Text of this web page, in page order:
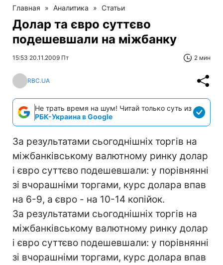
Главная » Аналитика » Статьи
Долар та євро суттєво
подешевшали на міжбанку
15:53 20.11.2009 Пт 2 мин
RBC.UA
Не трать время на шум! Читай только суть из
РБК-Украина в Google
За результатами сьогоднішніх торгів на
міжбанківському валютному ринку долар
і євро суттєво подешевшали: у порівнянні
зі вчорашніми торгами, курс долара впав
на 6-9, а євро - на 10-14 копійок.
За результатами сьогоднішніх торгів на
міжбанківському валютному ринку долар
і євро суттєво подешевшали: у порівнянні
зі вчорашніми торгами, курс долара впав